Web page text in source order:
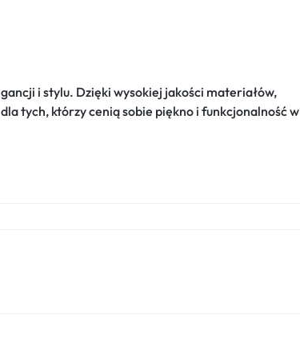
i stylu. Dzięki wysokiej jakości materiałów,
tych, którzy cenią sobie piękno i funkcjonalność w